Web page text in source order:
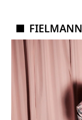
FIELMANN